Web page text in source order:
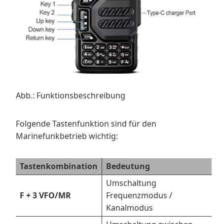
Abb.: Funktionsbeschreibung
Folgende Tastenfunktion sind für den
Marinefunkbetrieb wichtig:
Tastenkombination Bedeutung
F + 3 VFO/MR
Umschaltung
Frequenzmodus /
Kanalmodus